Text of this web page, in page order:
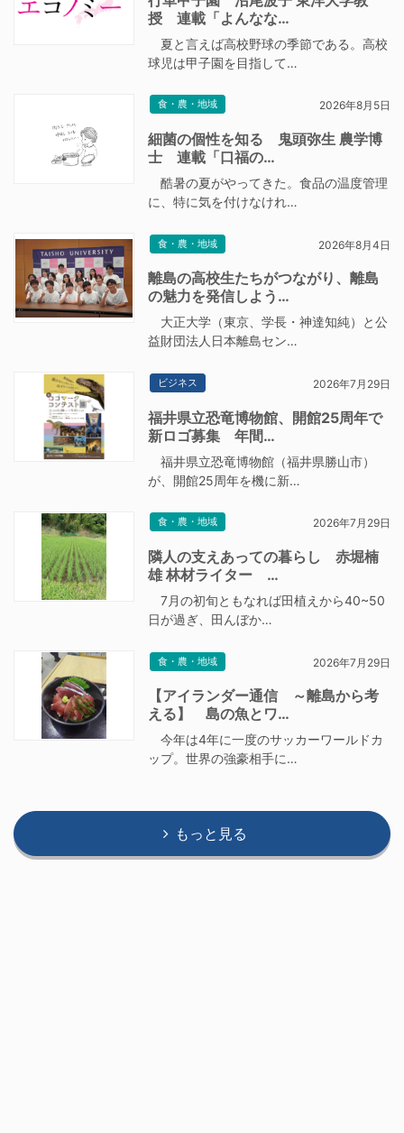
授 連載「よんなな…
夏と言えば高校野球の季節である。高校
球児は甲子園を目指して…
食・農・地域 2026年8月5日
細菌の個性を知る 鬼頭弥生 農学博
士 連載「口福の…
酷暑の夏がやってきた。食品の温度管理
に、特に気を付けなけれ…
食・農・地域 2026年8月4日
離島の高校生たちがつながり、離島
の魅力を発信しよう…
大正大学（東京、学長・神達知純）と公
益財団法人日本離島セン…
ビジネス 2026年7月29日
福井県立恐竜博物館、開館25周年で
新ロゴ募集 年間…
福井県立恐竜博物館（福井県勝山市）
が、開館25周年を機に新…
食・農・地域 2026年7月29日
隣人の支えあっての暮らし 赤堀楠
雄 林材ライター …
7月の初旬ともなれば田植えから40~50
日が過ぎ、田んぼか…
食・農・地域 2026年7月29日
【アイランダー通信 ～離島から考
える】 島の魚とワ…
今年は4年に一度のサッカーワールドカ
ップ。世界の強豪相手に…
もっと見る